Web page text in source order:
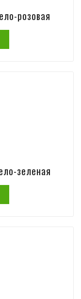
розовая
зеленая